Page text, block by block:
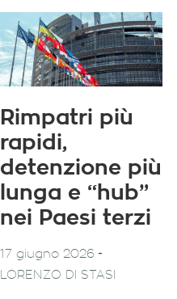
Rimpatri più
rapidi,
detenzione più
lunga e “hub”
nei Paesi terzi
17 giugno 2026 -
LORENZO DI STASI